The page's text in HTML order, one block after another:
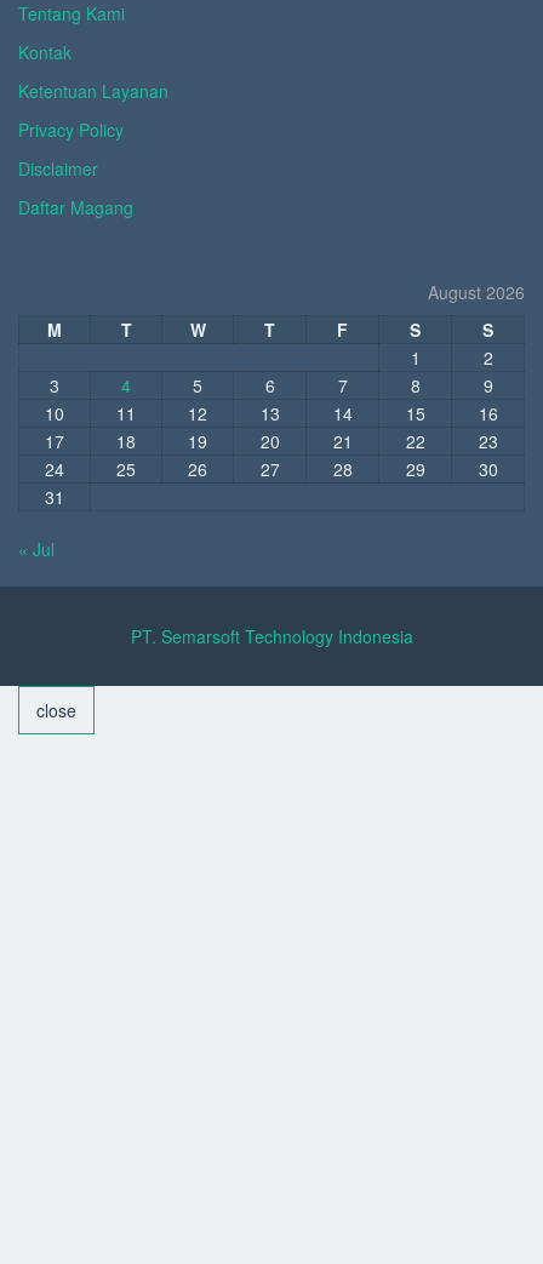
Tentang Kami
Kontak
Ketentuan Layanan
Privacy Policy
Disclaimer
Daftar Magang
August 2026
M
T W T F S
S
1
2
3
4 5 6 7 8
9
10
11 12 13 14 15
16
17
18 19 20 21 22
23
24
25 26 27 28 29
30
31
« Jul
PT. Semarsoft Technology Indonesia
close